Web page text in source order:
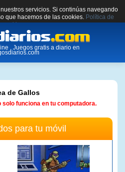
servicios. Si continúas navegando
que hacemos de las cookies. Política de
cookies.
, Juegos gratis a diario en
de Gallos
solo funciona en tu computadora.
para tu móvil